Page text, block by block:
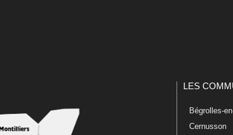
LES
Bégrolles-
Cernusson